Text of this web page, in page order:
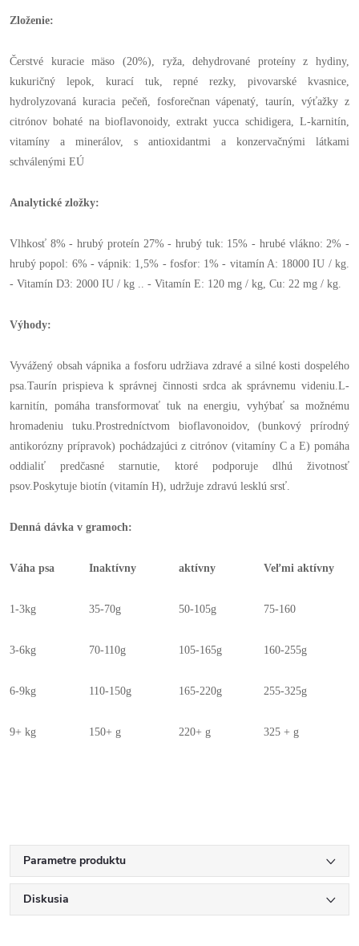
Zloženie:
Čerstvé kuracie mäso (20%), ryža, dehydrované proteíny z hydiny,
kukuričný lepok, kurací tuk, repné rezky, pivovarské kvasnice,
hydrolyzovaná kuracia pečeň, fosforečnan vápenatý, taurín, výťažky z
citrónov bohaté na bioflavonoidy, extrakt yucca schidigera, L-karnitín,
vitamíny a minerálov, s antioxidantmi a konzervačnými látkami
schválenými EÚ
Analytické zložky:
Vlhkosť 8% - hrubý proteín 27% - hrubý tuk: 15% - hrubé vlákno: 2% -
hrubý popol: 6% - vápnik: 1,5% - fosfor: 1% - vitamín A: 18000 IU / kg.
- Vitamín D3: 2000 IU / kg .. - Vitamín E: 120 mg / kg, Cu: 22 mg / kg.
Výhody:
Vyvážený obsah vápnika a fosforu udržiava zdravé a silné kosti dospelého
psa.Taurín prispieva k správnej činnosti srdca ak správnemu videniu.L-
karnitín, pomáha transformovať tuk na energiu, vyhýbať sa možnému
hromadeniu tuku.Prostredníctvom bioflavonoidov, (bunkový prírodný
antikorózny prípravok) pochádzajúci z citrónov (vitamíny C a E) pomáha
oddialiť predčasné starnutie, ktoré podporuje dlhú životnosť
psov.Poskytuje biotín (vitamín H), udržuje zdravú lesklú srsť.
Denná dávka v gramoch:
Váha psa Inaktívny aktívny Veľmi aktívny
1-3kg 35-70g 50-105g 75-160
3-6kg 70-110g 105-165g 160-255g
6-9kg 110-150g 165-220g 255-325g
9+ kg 150+ g 220+ g 325 + g
Parametre produktu
Diskusia